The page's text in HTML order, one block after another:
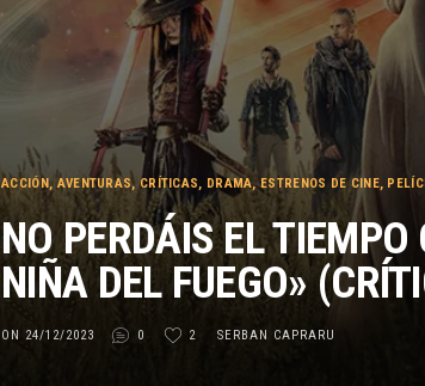
ACCIÓN , AVENTURAS, CRÍTICAS, DRAMA,ESTRENOS DE CINE,
NO PERDÁIS EL
NIÑA DEL FUEGO»
ON 24/12/2023 0 2 SERBAN CAPRARU